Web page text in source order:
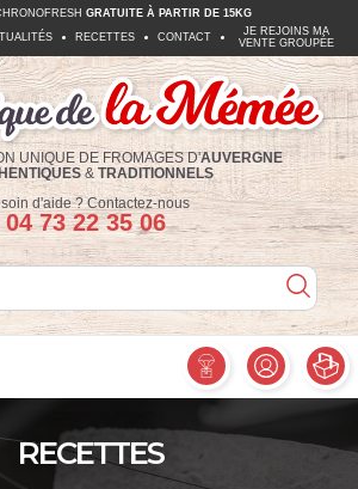
GRATUITE À PARTIR DE 15KG
RECETTES CONTACT
JE REJOINS MA
VENTE GROUPÉE
UNIQUE DE FROMAGES D'AUVERGNE
& TRADITIONNELS
d'aide ?Contactez-nous
04 73 22 35 06
RECETTES